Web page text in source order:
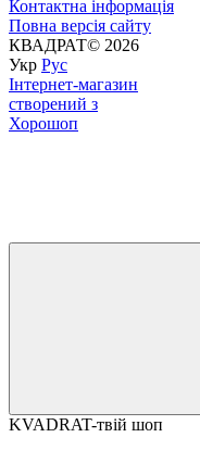
Контактна інформація
Повна версія сайту
КВАДРАТ© 2026
Укр Рус
Інтернет-магазин
створений з
Хорошоп
KVADRAT-твій шоп